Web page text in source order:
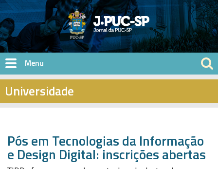
Pular para o conteúdo principal
Universidade
Pós em Tecnologias da Informação
e Design Digital: inscrições abertas